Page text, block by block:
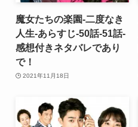
魔女たちの楽園-二度なき
人生-あらすじ-50話-51話-
感想付きネタバレであり
で！
2021年11月18日